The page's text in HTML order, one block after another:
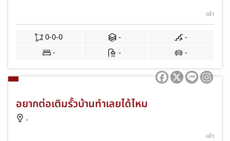
เช่า
0-0-0 -
-
-
- -
อยากต่อเติมรั้วบ้านทำเลยได้ไหม
,
เช่า